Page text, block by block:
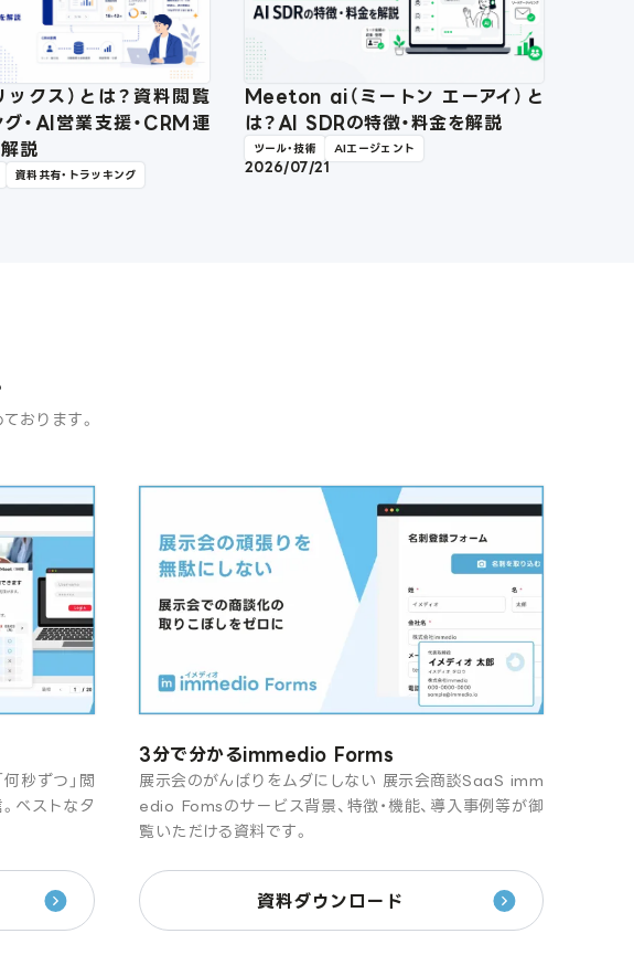
ックス）とは？資料閲覧
グ・AI営業支援・CRM連
説
資料共有・トラッキング
Meeton ai（ミートン エーアイ）と
は？AI SDRの特徴・料金を解説
ツール・技術 AIエージェント
2026/07/21
おります。
何秒ずつ」閲
ベストなタ
3分で分かるimmedio Forms
展示会のがんばりをムダにしない 展示会商談SaaS imm
edio Fomsのサービス背景、特徴・機能、導入事例等が御
覧いただける資料です。
資料ダウンロード